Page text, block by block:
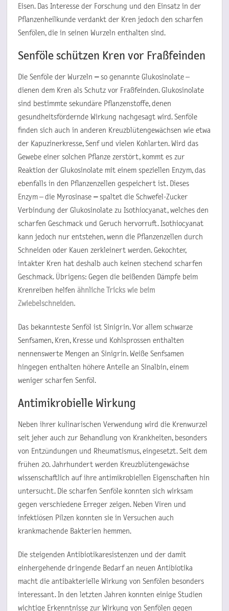
Eisen. Das Interesse der Forschung und den Einsatz in der
Pflanzenheilkunde verdankt der Kren jedoch den scharfen
Senfölen, die in seinen Wurzeln enthalten sind.
Senföle schützen Kren vor Fraßfeinden
Die Senföle der Wurzeln–so genannte Glukosinolate –
dienen dem Kren als Schutz vor Fraßfeinden. Glukosinolate
sind bestimmte sekundäre Pflanzenstoffe, denen
gesundheitsfördernde Wirkung nachgesagt wird. Senföle
finden sich auch in anderen Kreuzblütengewächsen wie etwa
der Kapuzinerkresse, Senf und vielen Kohlarten. Wird das
Gewebe einer solchen Pflanze zerstört, kommt es zur
Reaktion der Glukosinolate mit einem speziellen Enzym, das
ebenfalls in den Pflanzenzellen gespeichert ist. Dieses
Enzym – die Myrosinase–spaltet die Schwefel-Zucker
Verbindung der Glukosinolate zu Isothiocyanat, welches den
scharfen Geschmack und Geruch hervorruft. Isothiocyanat
kann jedoch nur entstehen, wenn die Pflanzenzellen durch
Schneiden oder Kauen zerkleinert werden. Gekochter,
intakter Kren hat deshalb auch keinen stechend scharfen
Geschmack. Übrigens: Gegen die beißenden Dämpfe beim
Krenreiben helfenähnliche Tricks wie beim
Zwiebelschneiden.
Das bekannteste Senföl ist Sinigrin. Vor allem schwarze
Senfsamen, Kren, Kresse und Kohlsprossen enthalten
nennenswerte Mengen an Sinigrin. Weiße Senfsamen
hingegen enthalten höhere Anteile an Sinalbin, einem
weniger scharfen Senföl.
Antimikrobielle Wirkung
Neben ihrer kulinarischen Verwendung wird die Krenwurzel
seit jeher auch zur Behandlung von Krankheiten, besonders
von Entzündungen und Rheumatismus, eingesetzt. Seit dem
frühen 20. Jahrhundert werden Kreuzblütengewächse
wissenschaftlich auf ihre antimikrobiellen Eigenschaften hin
untersucht. Die scharfen Senföle konnten sich wirksam
gegen verschiedene Erreger zeigen. Neben Viren und
infektiösen Pilzen konnten sie in Versuchen auch
krankmachende Bakterien hemmen.
Die steigenden Antibiotikaresistenzen und der damit
einhergehende dringende Bedarf an neuen Antibiotika
macht die antibakterielle Wirkung von Senfölen besonders
interessant. In den letzten Jahren konnten einige Studien
wichtige Erkenntnisse zur Wirkung von Senfölen gegen